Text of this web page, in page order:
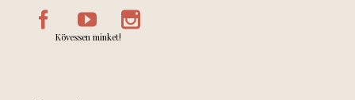
Kövessen minket!